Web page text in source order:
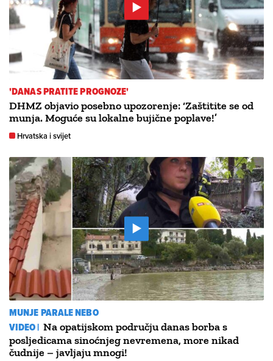
'DANAS PRATITE PROGNOZE'
DHMZ objavio posebno upozorenje: ‘Zaštitite se od
munja. Moguće su lokalne bujične poplave!’
Hrvatska i svijet
MUNJE PARALE NEBO
VIDEO | Na opatijskom području danas borba s
posljedicama sinoćnjeg nevremena, more nikad
čudnije – javljaju mnogi!